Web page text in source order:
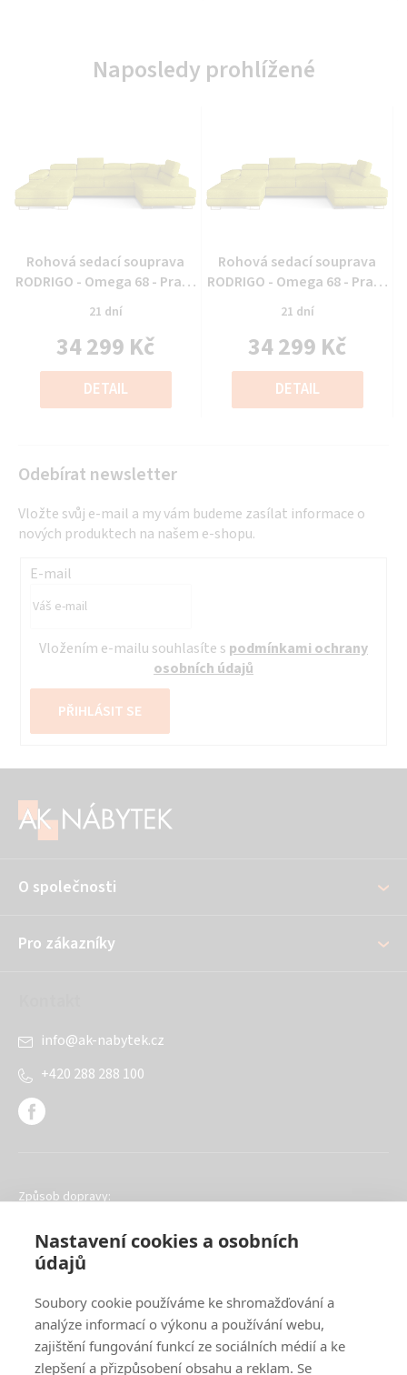
Nastavení cookies a osobních
údajů
Soubory cookie používáme ke shromažďování a
analýze informací o výkonu a používání webu,
zajištění fungování funkcí ze sociálních médií a ke
zlepšení a přizpůsobení obsahu a reklam. Se
Naposledy prohlížené
Průměrné
hodnocení
produktu
je
0,0
5
Rohová sedací souprava
RODRIGO - Omega 68 - Pravý
roh
21 dní
34 299 Kč
Měrná
cena:
DETAIL
Průměrné
hodnocení
produktu
je
0,0
5
Rohová sedací souprava
RODRIGO - Omega 68 - Pravý
roh
21 dní
34 299 Kč
Měrná
cena:
DETAIL
Odebírat newsletter
Vložte svůj e-mail a my vám budeme zasílat informace o
nových produktech na našem e-shopu.
E-mail
Vložením e-mailu souhlasíte s podmínkami ochrany
osobních údajů
PŘIHLÁSIT SE
O společnosti
Pro zákazníky
info@ak-nabytek.cz
+420 288 288 100
Způsob dopravy:
Oblíbené způsoby platby: